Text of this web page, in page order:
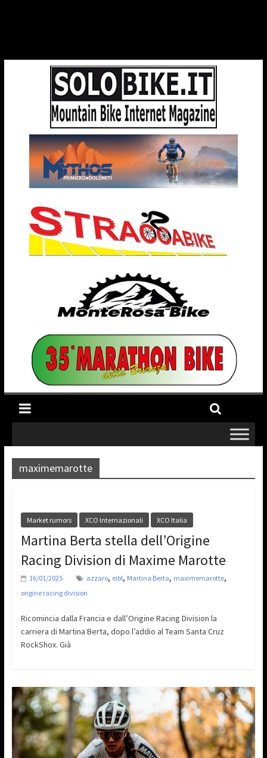
maximemarotte
Market rumors XCO Internazionali XCO Italia
Martina Berta stella dell’Origine
Racing Division di Maxime Marotte
16/01/2025 azzaro, eibl, Martina Berta, maximemarotte,
origine racing division
Ricomincia dalla Francia e dall’Origine Racing Division la
carriera di Martina Berta, dopo l’addio al Team Santa Cruz
RockShox. Già